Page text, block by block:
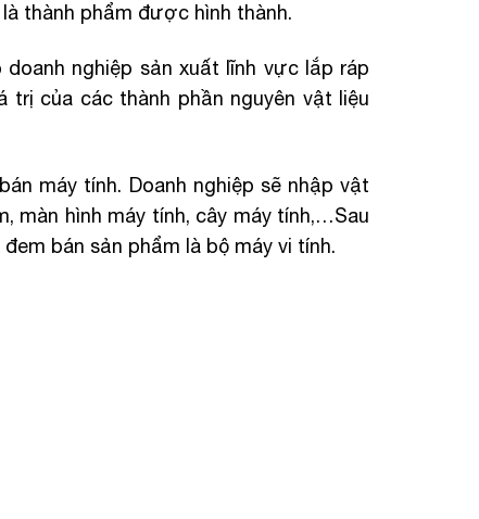
thành phẩm được hình thành.
nghiệp sản xuất lĩnh vực lắp ráp
của các thành phần nguyên vật liệu
máy tính. Doanh nghiệp sẽ nhập vật
màn hình máy tính, cây máy tính,…Sau
bán sản phẩm là bộ máy vi tính.